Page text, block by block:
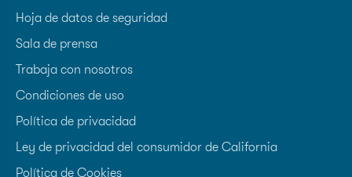
Hoja de datos de seguridad
Sala de prensa
Trabaja con nosotros
Condiciones de uso
Política de privacidad
Ley de privacidad del consumidor de California
Política de Cookies